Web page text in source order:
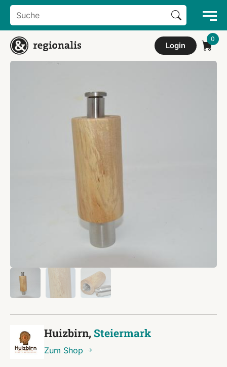
Search
for:
Search Button
Login
Huizbirn, Steiermark
Zum Shop